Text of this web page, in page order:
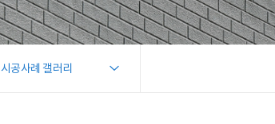
시공사례 갤러리